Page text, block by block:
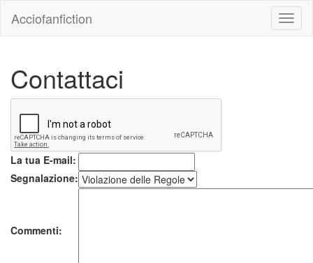
Acciofanfiction
Contattaci
La tua E-mail:
Segnalazione:
Commenti: